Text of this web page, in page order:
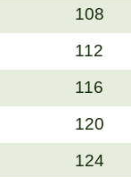
108
112
116
120
124